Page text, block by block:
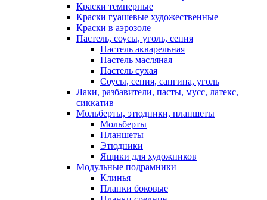
Краски темперные
Краски гуашевые художественные
Краски в аэрозоле
Пастель, соусы, уголь, сепия
Пастель акварельная
Пастель масляная
Пастель сухая
Соусы, сепия, сангина, уголь
Лаки, разбавители, пасты, мусс, латекс,
сиккатив
Мольберты, этюдники, планшеты
Мольберты
Планшеты
Этюдники
Ящики для художников
Модульные подрамники
Клинья
Планки боковые